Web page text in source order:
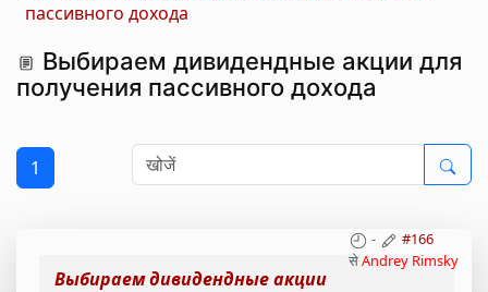
пассивного дохода
Выбираем дивидендные акции для
получения пассивного дохода
1
-
#166
सेAndrey Rimsky
Выбираем дивидендные акции